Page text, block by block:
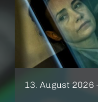
13. August 2026 ·